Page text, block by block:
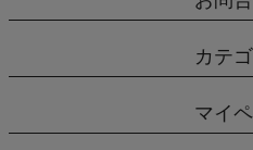
カテ
マイ